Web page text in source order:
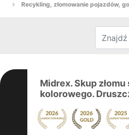
Recykling, złomowanie pojazdów,
Midrex. Skup
kolorowego.